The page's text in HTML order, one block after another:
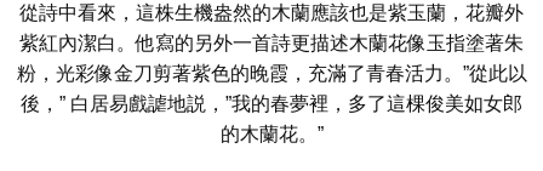
從詩中看來，這株生機盎然的木蘭應該也是紫玉蘭，花瓣外
紫紅內潔白。他寫的另外一首詩更描述木蘭花像玉指塗著朱
粉，光彩像金刀剪著紫色的晚霞，充滿了青春活力。”從此以
後，” 白居易戲謔地説，”我的春夢裡，多了這棵俊美如女郎
的木蘭花。”